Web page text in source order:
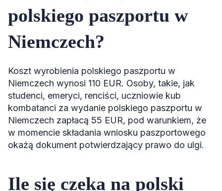
polskiego paszportu w
Niemczech?
Koszt wyrobienia polskiego paszportu w
Niemczech wynosi 110 EUR. Osoby, takie, jak
studenci, emeryci, renciści, uczniowie kub
kombatanci za wydanie polskiego paszportu w
Niemczech zapłacą 55 EUR, pod warunkiem, że
w momencie składania wniosku paszportowego
okażą dokument potwierdzający prawo do ulgi.
Ile się czeka na polski